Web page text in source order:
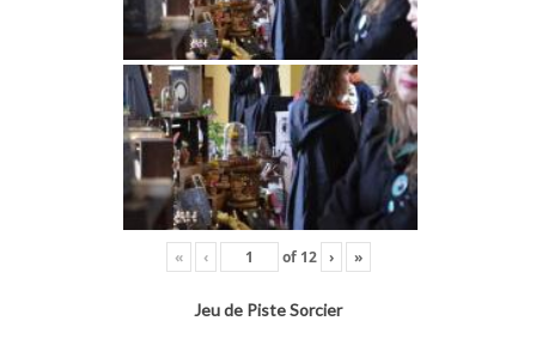
« ‹ of 12 › »
Jeu de Piste Sorcier